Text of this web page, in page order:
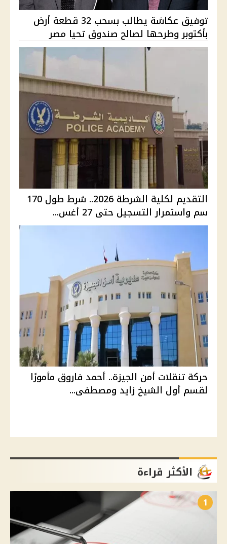
توفيق عكاشة يطالب بسحب 32 قطعة أرض
بأكتوبر وطرحها لصالح صندوق تحيا مصر
التقديم لكلية الشرطة 2026.. شرط طول 170
سم واستمرار التسجيل حتى 27 أغس...
حركة تنقلات أمن الجيزة.. أحمد فاروق مأمورًا
لقسم أول الشيخ زايد ومصطفى...
الأكثر قراءة
1